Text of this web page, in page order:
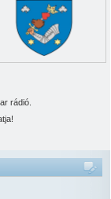
rádió.